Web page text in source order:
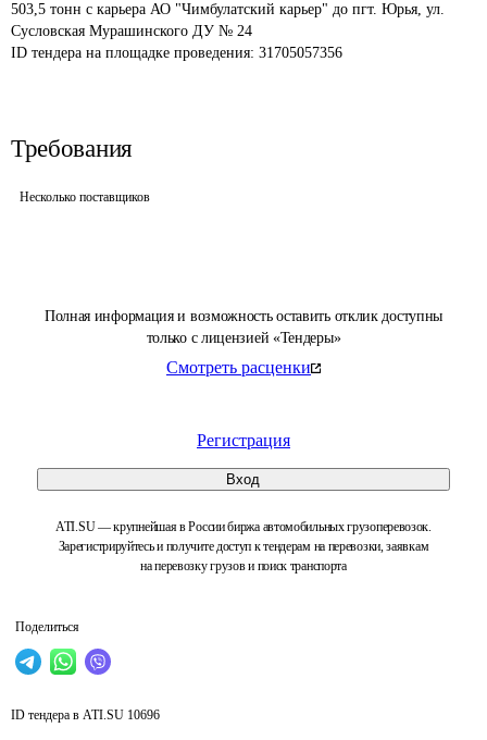
Полная информация и возможность оставить отклик доступны
только с лицензией «Тендеры»
Смотреть расценки
Регистрация
Вход
ATI.SU — крупнейшая в России биржа автомобильных грузоперевозок.
Зарегистрируйтесь и получите доступ к тендерам на перевозки, заявкам
на перевозку грузов и поиск транспорта
Поделиться
503,5 тонн с карьера АО "Чимбулатский карьер" до пгт. Юрья, ул.
Сусловская Мурашинского ДУ № 24
ID тендера на площадке проведения: 31705057356
Требования
Несколько поставщиков
ID тендера в ATI.SU 10696